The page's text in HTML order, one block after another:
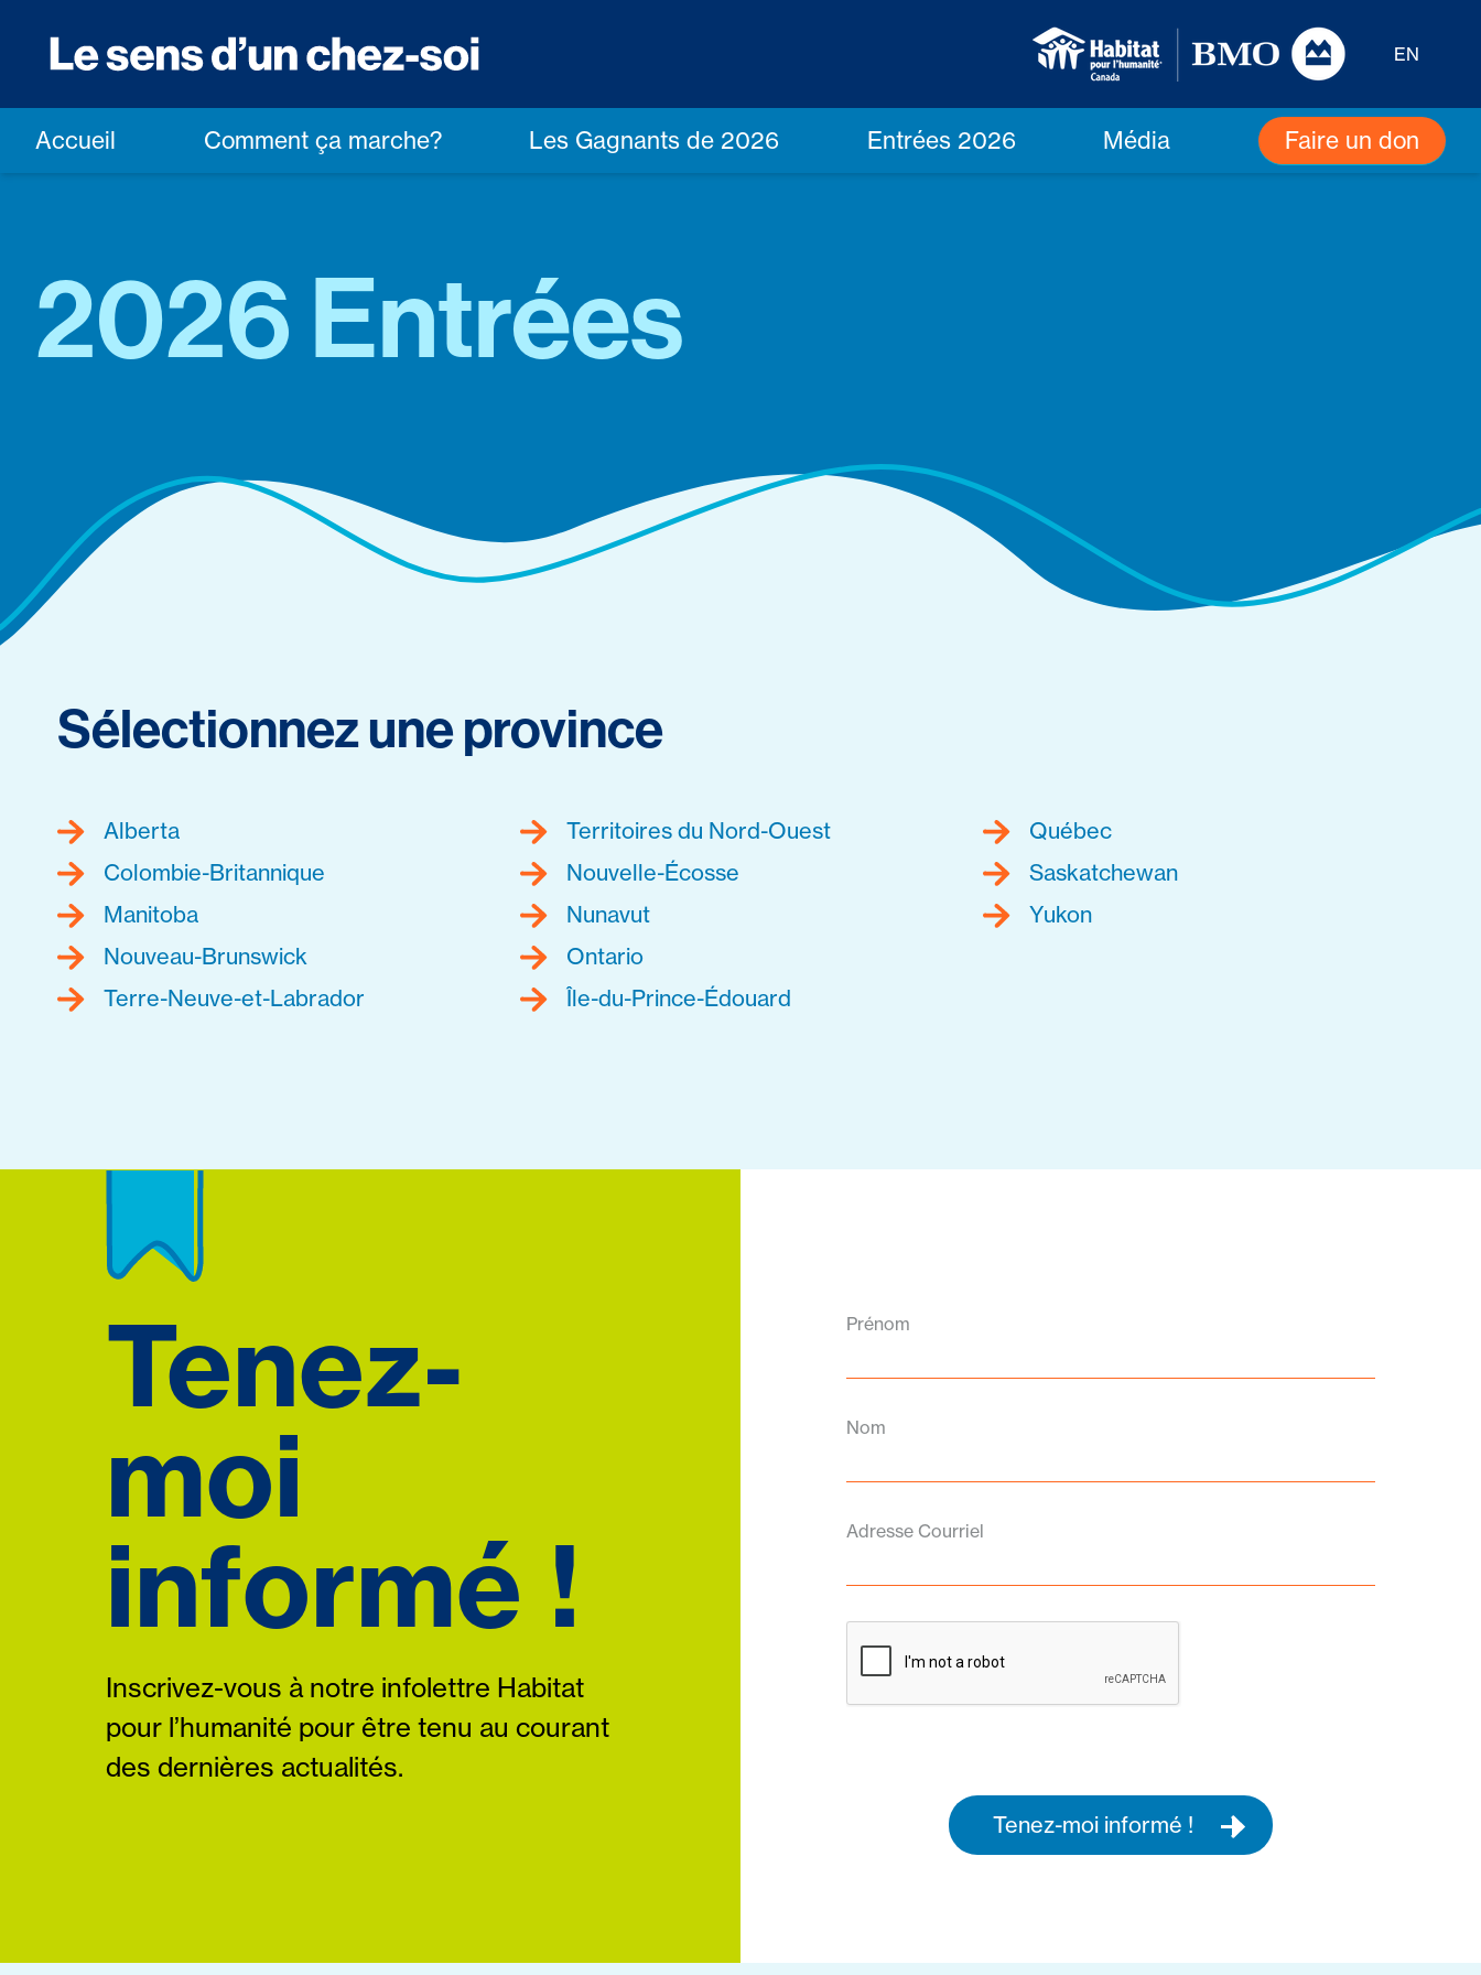
EN
Accueil Comment ça marche? Les Gagnants de 2026 Entrées 2026 Média Faire un don
2026 Entrées
Sélectionnez une province
Alberta
Colombie-Britannique
Manitoba
Nouveau-Brunswick
Terre-Neuve-et-Labrador
Territoires du Nord-Ouest
Nouvelle-Écosse
Nunavut
Ontario
Île-du-Prince-Édouard
Québec
Saskatchewan
Yukon
Tenez-
moi
informé !
Inscrivez-vous à notre infolettre Habitat
pour l’humanité pour être tenu au courant
des dernières actualités.
Prénom
Nom
Adresse Courriel
Tenez-moi informé !